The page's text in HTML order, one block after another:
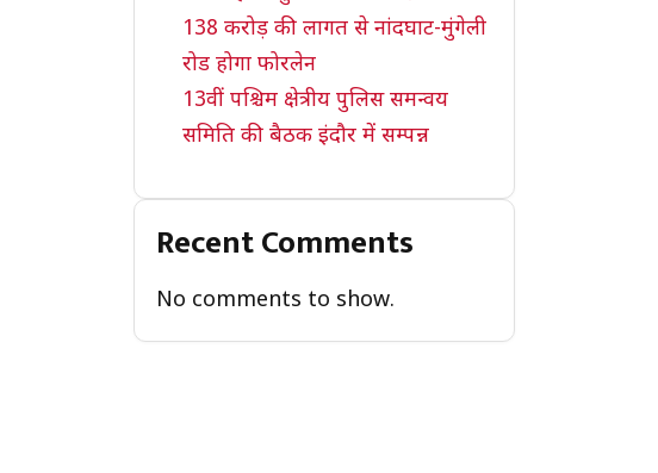
138 करोड़ की लागत से नांदघाट-मुंगेली
रोड होगा फोरलेन
13वीं पश्चिम क्षेत्रीय पुलिस समन्वय
समिति की बैठक इंदौर में सम्पन्न
Recent Comments
No comments to show.